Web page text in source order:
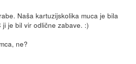
Naša kartuzijskolika muca je bila
je bil vir odlične zabave. :)
ne?